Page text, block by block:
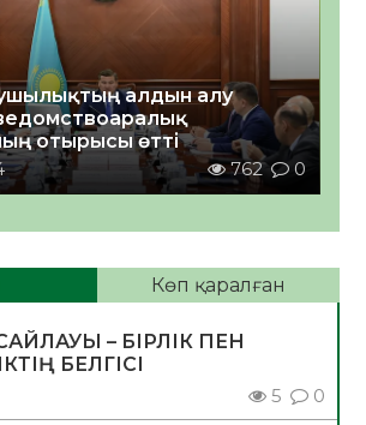
алдын алу
отырысы өтті
762 0
Көп қаралған
– БІРЛІК ПЕН
БЕЛГІСІ
5 0